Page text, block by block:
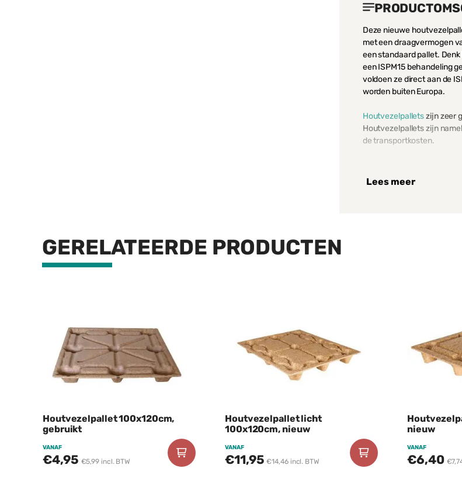
Deze nieuwe
met een draagvermogen
een standaard pallet.
een ISPM15 behandeling
voldoen ze direct aan de
worden buiten Europa.
Houtvezelpalletszijn zeer
Houtvezelpallets zijn
de transportkosten.
nestbaar en dus kunnen
Lees meer
GERELATEERDE PRODUCTEN
Houtvezelpallet 100x120cm,
gebruikt
VANAF
€4,95 €5,99 incl. BTW
Houtvezelpallet licht
100x120cm, nieuw
VANAF
€11,95 €14,46 incl. BTW
nieuw
VANAF
€6,40